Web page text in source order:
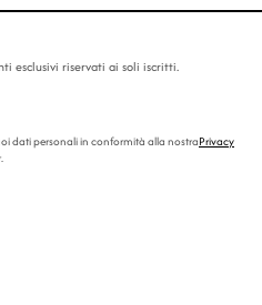
esclusivi riservati ai soli iscritti.
dati personali in conformità alla nostraPrivacy